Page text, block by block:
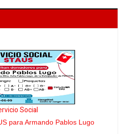
Social
para Armando Pablos Lugo